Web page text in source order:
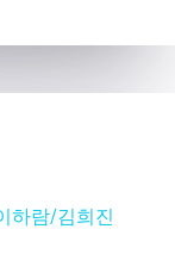
하람/김희진